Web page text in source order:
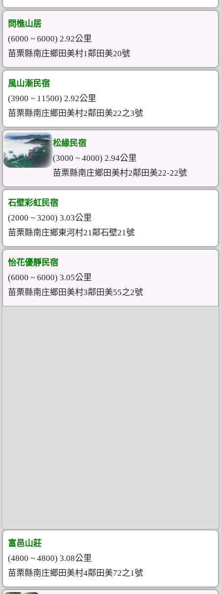
問樵山居
(6000 ~ 6000) 2.92公里
苗栗縣南庄鄉田美村1鄰田美20號
風山漸民宿
(3900 ~ 11500) 2.92公里
苗栗縣南庄鄉田美村2鄰田美22之3號
松緣民宿
(3000 ~ 4000) 2.94公里
苗栗縣南庄鄉田美村2鄰田美22-22號
石壁彩虹民宿
(2000 ~ 3200) 3.03公里
苗栗縣南庄鄉東河村21鄰石壁21號
怡花優靜民宿
(6000 ~ 6000) 3.05公里
苗栗縣南庄鄉田美村3鄰田美55之2號
富邑山莊
(4800 ~ 4800) 3.08公里
苗栗縣南庄鄉田美村4鄰田美72之1號